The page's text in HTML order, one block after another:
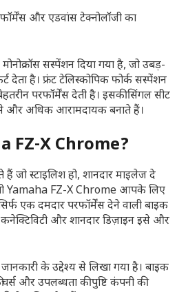
सस्पेंशन दिया गया है, जो उबड़-
देता है। फ्रंट टेलिस्कोपिक फोर्क सस्पेंशन
परफॉर्मेंस देती है। इसकी सिंगल सीट
और अधिक आरामदायक बनाते हैं।
FZ-X Chrome?
जो स्टाइलिश हो, शानदार माइलेज दे
Yamaha FZ-X Chrome आपके लिए
एक दमदार परफॉर्मेंस देने वाली बाइक
और शानदार डिज़ाइन इसे और
के उद्देश्य से लिखा गया है। बाइक
और उपलब्धता की पुष्टि कंपनी की